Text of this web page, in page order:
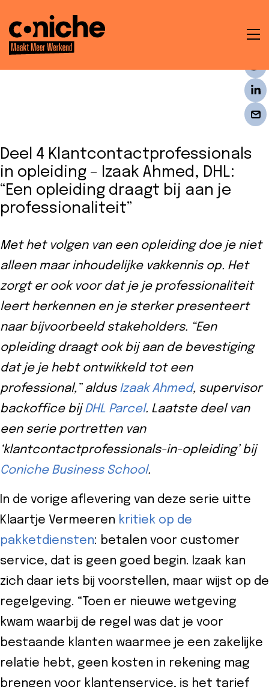
Contact
Deel 4 Klantcontactprofessionals
in opleiding – Izaak Ahmed, DHL:
“Een opleiding draagt bij aan je
professionaliteit”
Met het volgen van een opleiding doe je niet
alleen maar inhoudelijke vakkennis op. Het
zorgt er ook voor dat je je professionaliteit
leert herkennen en je sterker presenteert
naar bijvoorbeeld stakeholders. “Een
opleiding draagt ook bij aan de bevestiging
dat je je hebt ontwikkeld tot een
professional,” aldus Izaak Ahmed, supervisor
backoffice bij DHL Parcel. Laatste deel van
een serie portretten van
‘klantcontactprofessionals-in-opleiding’ bij
Coniche Business School.
In de vorige aflevering van deze serie uitte
Klaartje Vermeeren kritiek op de
pakketdiensten: betalen voor customer
service, dat is geen goed begin. Izaak kan
zich daar iets bij voorstellen, maar wijst op de
regelgeving. “Toen er nieuwe wetgeving
kwam waarbij de regel was dat je voor
bestaande klanten waarmee je een zakelijke
relatie hebt, geen kosten in rekening mag
brengen voor klantenservice, is het tarief